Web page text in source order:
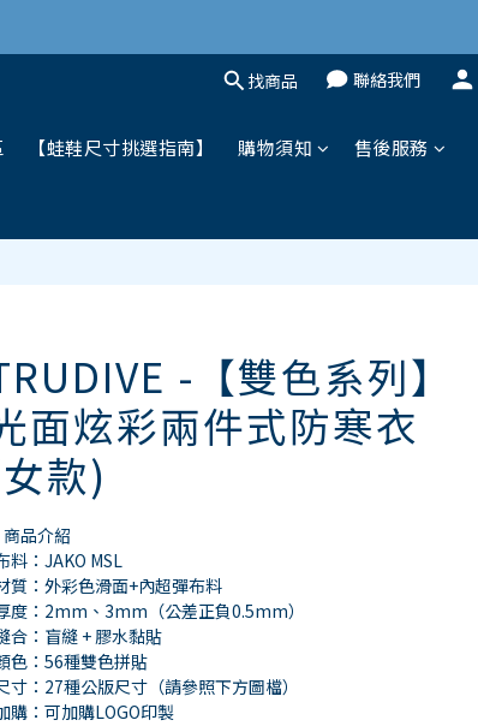
找商品 聯絡我們
【蛙鞋尺寸挑選指南】 購物須知
售後服務
-【雙色系列】
面炫彩兩件式防寒衣
款)
商品介紹
料：JAKO MSL
質：外彩色滑面+內超彈布料
度：2mm、3mm（公差正負0.5mm）
合：盲縫 + 膠水黏貼
色：56種雙色拼貼
寸：27種公版尺寸（請參照下方圖檔）
購：可加購LOGO印製